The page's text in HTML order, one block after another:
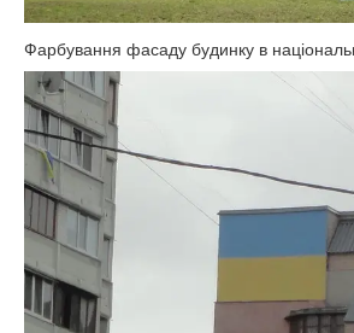
Фарбування фасаду будинку в